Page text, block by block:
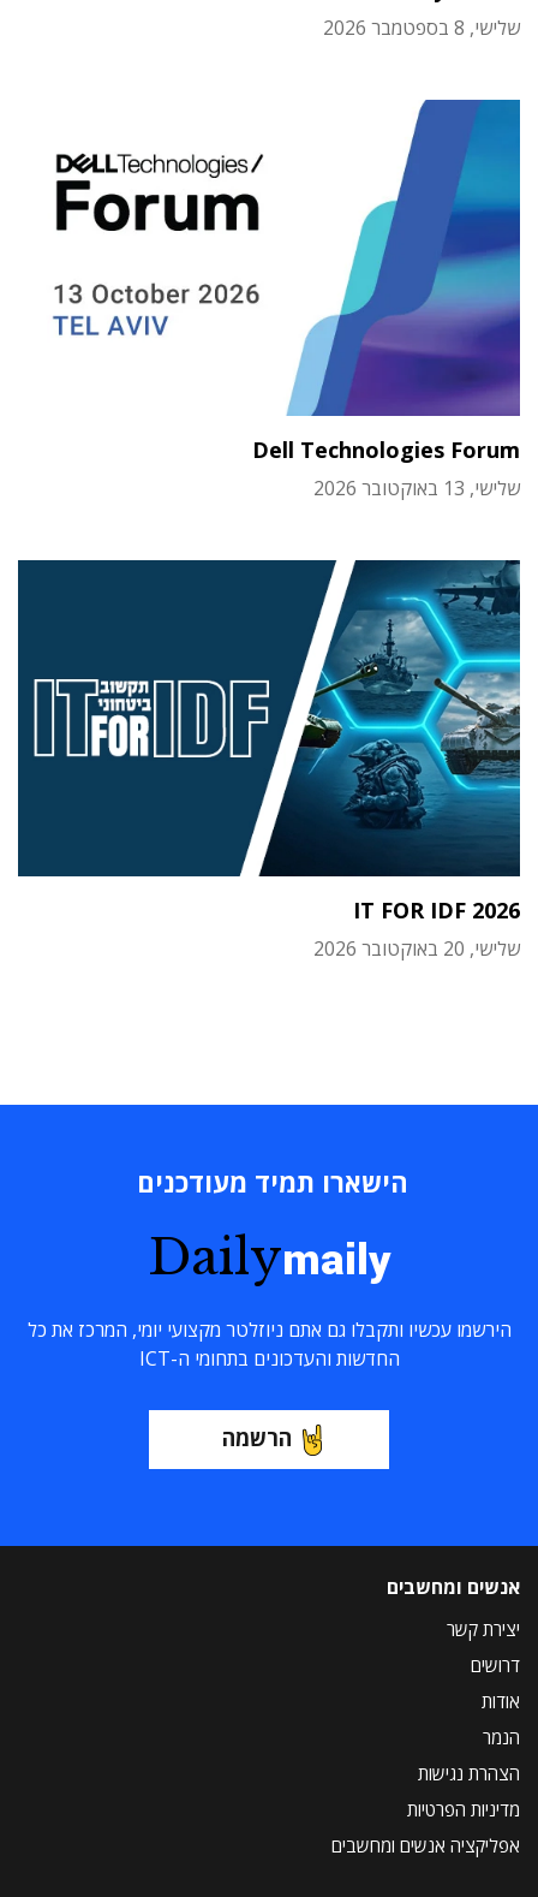
שלישי, 8 בספטמבר 2026
Dell Technologies Forum
שלישי, 13 באוקטובר 2026
IT FOR IDF 2026
שלישי, 20 באוקטובר 2026
הישארו תמיד מעודכנים
Dailymaily
הירשמו עכשיו ותקבלו גם אתם ניוזלטר מקצועי יומי, המרכז את כל
החדשות והעדכונים בתחומי ה-ICT
הרשמה
אנשים ומחשבים
יצירת קשר
דרושים
אודות
הנמר
הצהרת נגישות
מדיניות הפרטיות
אפליקציה אנשים ומחשבים